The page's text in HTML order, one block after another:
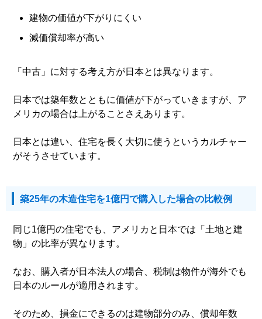
建物の価値が下がりにくい
減価償却率が高い
「中古」に対する考え方が日本とは異なります。
日本では築年数とともに価値が下がっていきますが、ア
メリカの場合は上がることさえあります。
日本とは違い、住宅を長く大切に使うというカルチャー
がそうさせています。
築25年の木造住宅を1億円で購入した場合の比較例
同じ1億円の住宅でも、アメリカと日本では「土地と建
物」の比率が異なります。
なお、購入者が日本法人の場合、税制は物件が海外でも
日本のルールが適用されます。
そのため、損金にできるのは建物部分のみ、償却年数